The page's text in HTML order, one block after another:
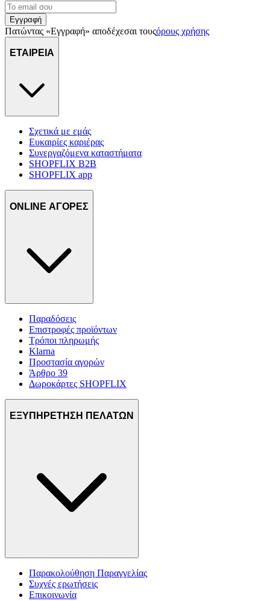
Εγγραφή
Πατώντας «Εγγραφή» αποδέχεσαι τουςόρους χρήσης
ΕΤΑΙΡΕΙΑ
Σχετικά με εμάς
Ευκαιρίες καριέρας
Συνεργαζόμενα καταστήματα
SHOPFLIX B2B
SHOPFLIX app
ONLINE ΑΓΟΡΕΣ
Παραδόσεις
Επιστροφές προϊόντων
Τρόποι πληρωμής
Klarna
Προστασία αγορών
Άρθρο 39
Δωροκάρτες SHOPFLIX
ΕΞΥΠΗΡΕΤΗΣΗ ΠΕΛΑΤΩΝ
Παρακολούθηση Παραγγελίας
Συχνές ερωτήσεις
Επικοινωνία